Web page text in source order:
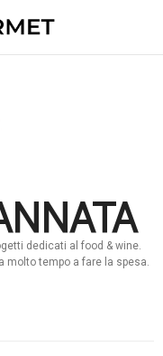
dedicati al food & wine.
molto tempo a fare la spesa.